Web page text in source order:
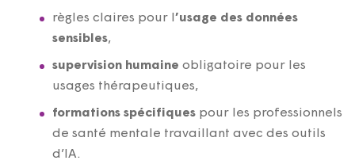
règles claires pour l ’usage des données
sensibles,
supervision humaine obligatoire pour les
usages thérapeutiques,
formations spécifiques pour les professionnels
de santé mentale travaillant avec des outils
d’IA.